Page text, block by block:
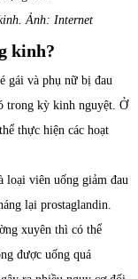
Ảnh: Internet
kinh?
gái và phụ nữ bị đau
trong kỳ kinh nguyệt. Ở
thực hiện các hoạt
loại viên uống giảm đau
lại prostaglandin.
xuyên thì có thể
được uống quá